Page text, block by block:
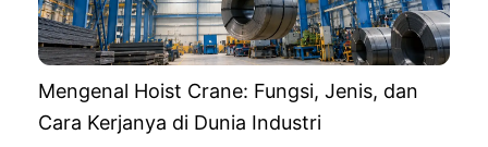
Mengenal Hoist Crane: Fungsi, Jenis, dan
Cara Kerjanya di Dunia Industri